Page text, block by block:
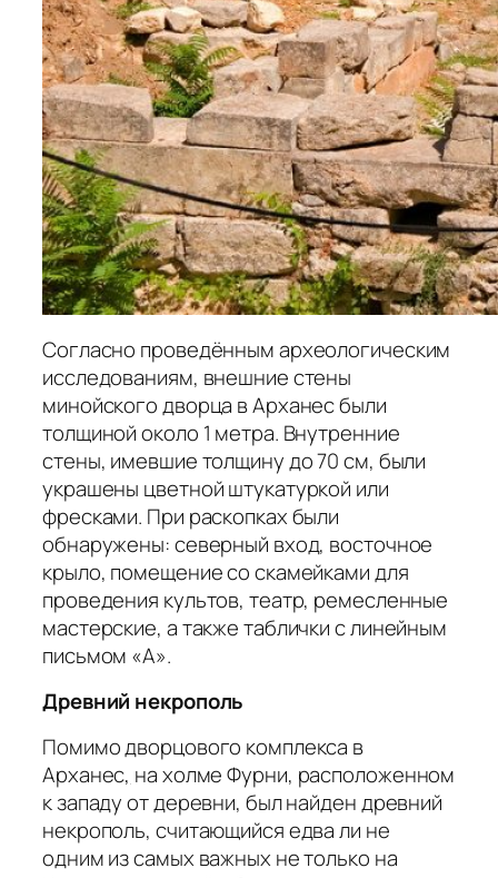
Согласно проведённым археологическим
исследованиям, внешние стены
минойского дворца в Арханес были
толщиной около 1 метра. Внутренние
стены, имевшие толщину до 70 см, были
украшены цветной штукатуркой или
фресками. При раскопках были
обнаружены: северный вход, восточное
крыло, помещение со скамейками для
проведения культов, театр, ремесленные
мастерские, а также таблички с линейным
письмом «А».
Древний некрополь
Помимо дворцового комплекса в
Арханес, на холме Фурни, расположенном
к западу от деревни, был найден древний
некрополь, считающийся едва ли не
одним из самых важных не только на